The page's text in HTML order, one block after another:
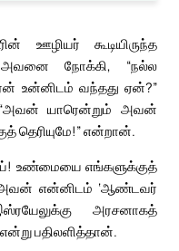
ஊழியர் கூடியிருந்த
நோக்கி, “நல்ல
உன்னிடம் வந்தது ஏன்?”
யாரென்றும் அவன்
என்றான்.
உண்மையை எங்களுக்குத்
என்னிடம் ‘ஆண்டவர்
அரசனாகத்
பதிலளித்தான்.